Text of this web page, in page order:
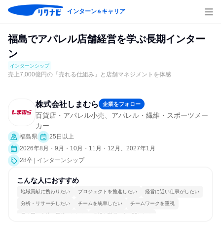
インターン＆キャリア
福島でアパレル店舗経営を学ぶ長期インター
ン
インターンシップ
売上7,000億円の「売れる仕組み」と店舗マネジメントを体感
株式会社しまむら 企業をフォロー
百貨店・アパレル小売、アパレル・繊維・スポーツメー
カー
福島県
25日以上
2026年8月・9月・10月・11月・12月、2027年1月
28卒 | インターンシップ
こんな人におすすめ
地域貢献に携わりたい プロジェクトを推進したい 経営に近い仕事がしたい
分析・リサーチしたい チームを統率したい チームワークを重視
長く同じ会社に居続けられる 多様な職種の人と関われる